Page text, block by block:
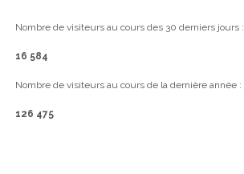
Nombre de visiteurs au cours des 30 derniers jours :
16 584
Nombre de visiteurs au cours de la dernière année :
126 475